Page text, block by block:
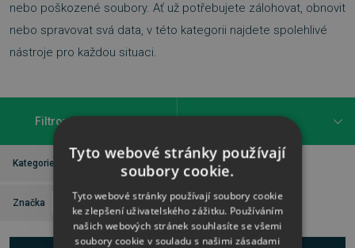
nebo poškozené soubory. Ať už potřebujete zálohovat, obnovit
nebo spravovat svá data, v této kategorii najdete spolehlivé
nástroje pro každou situaci.
Filtrovat
Kategorie Zálohování a obnova dat
Značka Runtime Software Zrušit vše
Tyto webové stránky používají
soubory cookie.
Tyto webové stránky používají soubory cookie
ke zlepšení uživatelského zážitku. Používáním
našich webových stránek souhlasíte se všemi
soubory cookie v souladu s našimi zásadami